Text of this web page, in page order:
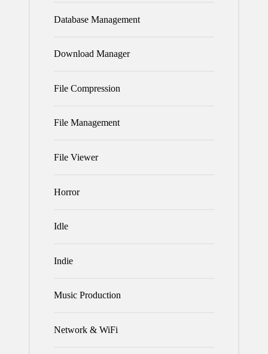
Database Management
Download Manager
File Compression
File Management
File Viewer
Horror
Idle
Indie
Music Production
Network & WiFi